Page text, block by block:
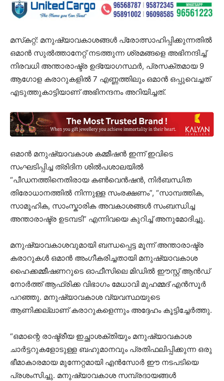
മസ്‌കറ്റ്: മനുഷ്യാവകാശങ്ങൾ പ്രോത്സാഹിപ്പിക്കുന്നതിൽ
ഒമാൻ സുൽത്താനേറ്റ് നടത്തുന്ന ശ്രമങ്ങളെ അഭിനന്ദിച്ച്
നിരവധി അന്താരാഷ്ട്ര ഉദ്യോഗസ്ഥർ, പ്രസക്തമായ 9
ആഗോള കരാറുകളിൽ 7 എണ്ണത്തിലും ഒമാൻ ഒപ്പുവെച്ചത്
എടുത്തുകാട്ടിയാണ് അഭിനന്ദനം അറിയിച്ചത്.
ഒമാൻ മനുഷ്യാവകാശ കമ്മീഷൻ ഇന്ന് ഇവിടെ
സംഘടിപ്പിച്ച ത്രിദിന ശിൽപശാലയിൽ
“പീഡനത്തിനെതിരായ കൺവെൻഷൻ, നിർബന്ധിത
തിരോധാനത്തിൽ നിന്നുള്ള സംരക്ഷണം”, “സാമ്പത്തിക,
സാമൂഹിക, സാംസ്കാരിക അവകാശങ്ങൾ സംബന്ധിച്ച
അന്താരാഷ്ട്ര ഉടമ്പടി” എന്നിവയെ കുറിച്ച് അനുമോദിച്ചു.
മനുഷ്യാവകാശവുമായി ബന്ധപ്പെട്ട മൂന്ന് അന്താരാഷ്ട്ര
കരാറുകൾ ഒമാൻ അംഗീകരിച്ചതായി മനുഷ്യാവകാശ
ഹൈക്കമ്മീഷണറുടെ ഓഫീസിലെ മിഡിൽ ഈസ്റ്റ് ആൻഡ്
നോർത്ത് ആഫ്രിക്ക വിഭാഗം മേധാവി മുഹമ്മദ് എൻസൂർ
പറഞ്ഞു. മനുഷ്യാവകാശ വ്യവസ്ഥയുടെ
ആണിക്കല്ലാണ് കരാറുകളെന്നും അദ്ദേഹം കൂട്ടിച്ചേർത്തു.
“ഒമാന്റെ രാഷ്ട്രീയ ഇച്ഛാശക്തിയും മനുഷ്യാവകാശ
ചാർട്ടറുകളോടുള്ള ബഹുമാനവും പ്രതിഫലിപ്പിക്കുന്ന ഒരു
ഭീമാകാരമായ മുന്നേറ്റമായി എൻസോർ ഈ നടപടിയെ
പ്രശംസിച്ചു. മനുഷ്യാവകാശ സമ്പ്രദായങ്ങൾ